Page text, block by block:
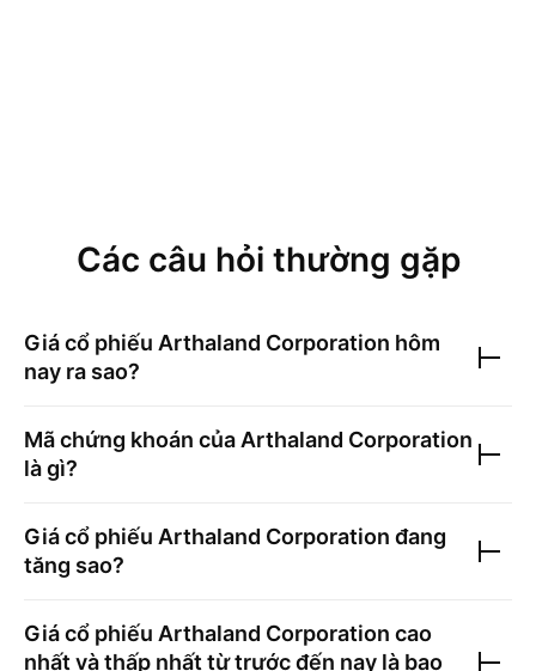
Các câu hỏi thường gặp
Giá cổ phiếu Arthaland Corporation hôm
nay ra sao?
Mã chứng khoán của Arthaland Corporation
là gì?
Giá cổ phiếu Arthaland Corporation đang
tăng sao?
Giá cổ phiếu Arthaland Corporation cao
nhất và thấp nhất từ trước đến nay là bao